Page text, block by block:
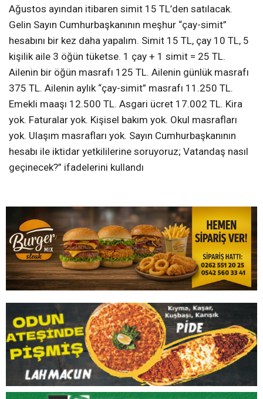
Ağustos ayından itibaren simit 15 TL’den satılacak.
Gelin Sayın Cumhurbaşkanının meşhur “çay-simit”
hesabını bir kez daha yapalım. Simit 15 TL, çay 10 TL, 5
kişilik aile 3 öğün tüketse. 1 çay + 1 simit = 25 TL.
Ailenin bir öğün masrafı 125 TL. Ailenin günlük masrafı
375 TL. Ailenin aylık “çay-simit” masrafı 11.250 TL.
Emekli maaşı 12.500 TL. Asgari ücret 17.002 TL. Kira
yok. Faturalar yok. Kişisel bakım yok. Okul masrafları
yok. Ulaşım masrafları yok. Sayın Cumhurbaşkanının
hesabı ile iktidar yetkililerine soruyoruz; Vatandaş nasıl
geçinecek?” ifadelerini kullandı